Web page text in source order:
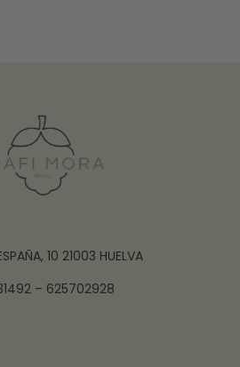
10 21003 HUELVA
– 625702928